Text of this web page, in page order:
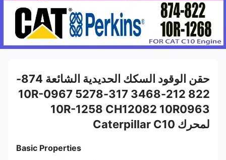
حقن الوقود السكك الحديدية الشائعة 874-
822 212-3468 317-5278 10R-0967
10R-1258 CH12082 10R0963
لمحرك Caterpillar C10
Basic Properties